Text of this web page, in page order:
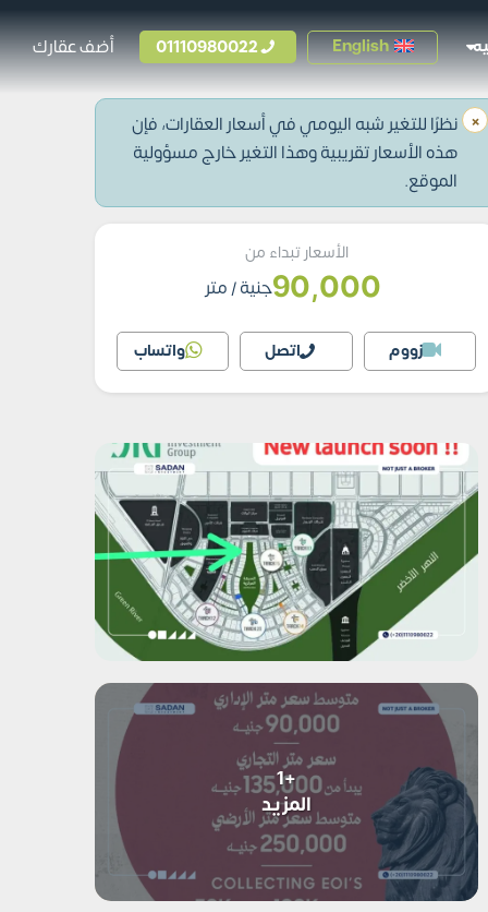
English
01110980022 أضف عقارك
× نظرًا للتغير شبه اليومي في أسعار العقارات، فإن
هذه الأسعار تقريبية وهذا التغير خارج مسؤولية
الموقع.
الأسعار تبداء من
90,000جنية/ متر
زووم اتصل واتساب
+1
المزيد